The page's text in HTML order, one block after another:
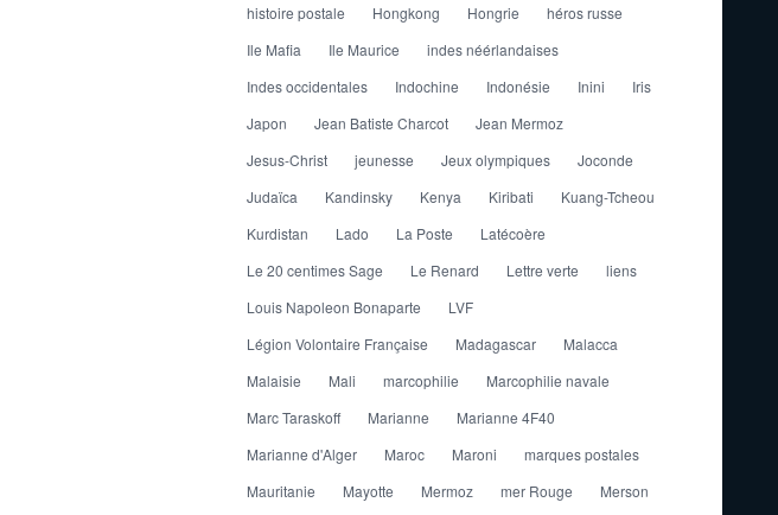
histoire postale
Hongkong Hongrie
héros russe
Ile Mafia
Ile Maurice
indes néérlandaises
Indes occidentales
Indochine Indonésie Inini
Iris
Japon
Jean Batiste Charcot
Jean Mermoz
Jesus-Christ
jeunesse Jeux olympiques
Joconde
Judaïca
Kandinsky Kenya Kiribati
Kuang-Tcheou
Kurdistan
Lado La Poste
Latécoère
Le 20 centimes Sage
Le Renard Lettre verte
liens
Louis Napoleon Bonaparte
LVF
Légion Volontaire Française
Madagascar
Malacca
Malaisie
Mali marcophilie
Marcophilie navale
Marc Taraskoff
Marianne
Marianne 4F40
Marianne d'Alger
Maroc Maroni
marques postales
Mauritanie
Mayotte Mermoz mer Rouge
Merson